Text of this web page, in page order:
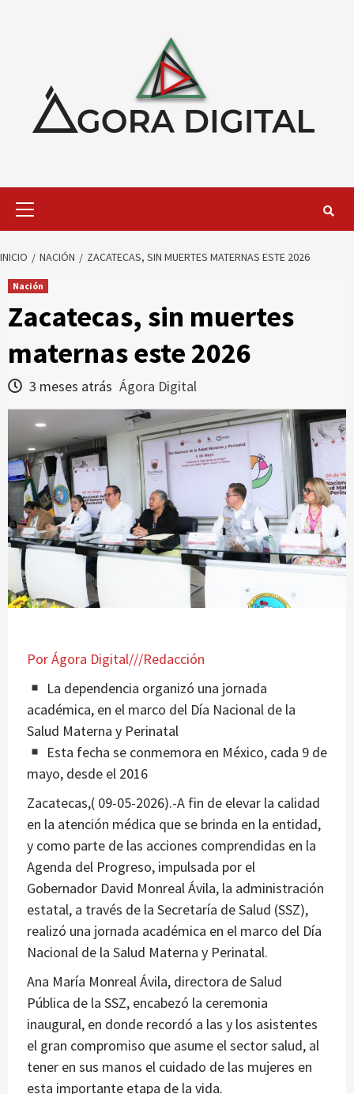
INICIO NACIÓN ZACATECAS, SIN MUERTES MATERNAS ESTE 2026
Nación
Zacatecas, sin muertes
maternas este 2026
3 meses atrás Ágora Digital
Por Ágora Digital///Redacción
La dependencia organizó una jornada
académica, en el marco del Día Nacional de la
Salud Materna y Perinatal
Esta fecha se conmemora en México, cada 9 de
mayo, desde el 2016
Zacatecas,( 09-05-2026).-A fin de elevar la calidad
en la atención médica que se brinda en la entidad,
y como parte de las acciones comprendidas en la
Agenda del Progreso, impulsada por el
Gobernador David Monreal Ávila, la administración
estatal, a través de la Secretaría de Salud (SSZ),
realizó una jornada académica en el marco del Día
Nacional de la Salud Materna y Perinatal.
Ana María Monreal Ávila, directora de Salud
Pública de la SSZ, encabezó la ceremonia
inaugural, en donde recordó a las y los asistentes
el gran compromiso que asume el sector salud, al
tener en sus manos el cuidado de las mujeres en
esta importante etapa de la vida.